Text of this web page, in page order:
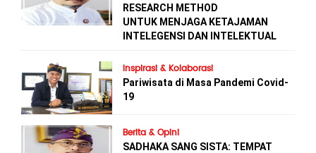
RESEARCH METHOD
UNTUK MENJAGA KETAJAMAN
INTELEGENSI DAN INTELEKTUAL
Inspirasi & Kolaborasi
Pariwisata di Masa Pandemi Covid-
19
Berita & Opini
SADHAKA SANG SISTA: TEMPAT